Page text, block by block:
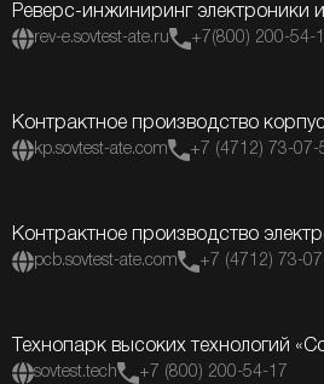
Реверс-инжиниринг электроники
rev-e.sovtest-ate.ru +7(800) 200-54-
Контрактное производство
kp.sovtest-ate.com +7 (4712) 73-07-
Контрактное производство
pcb.sovtest-ate.com +7 (4712) 73-
Технопарк высоких технологий
sovtest.tech +7 (800) 200-54-17